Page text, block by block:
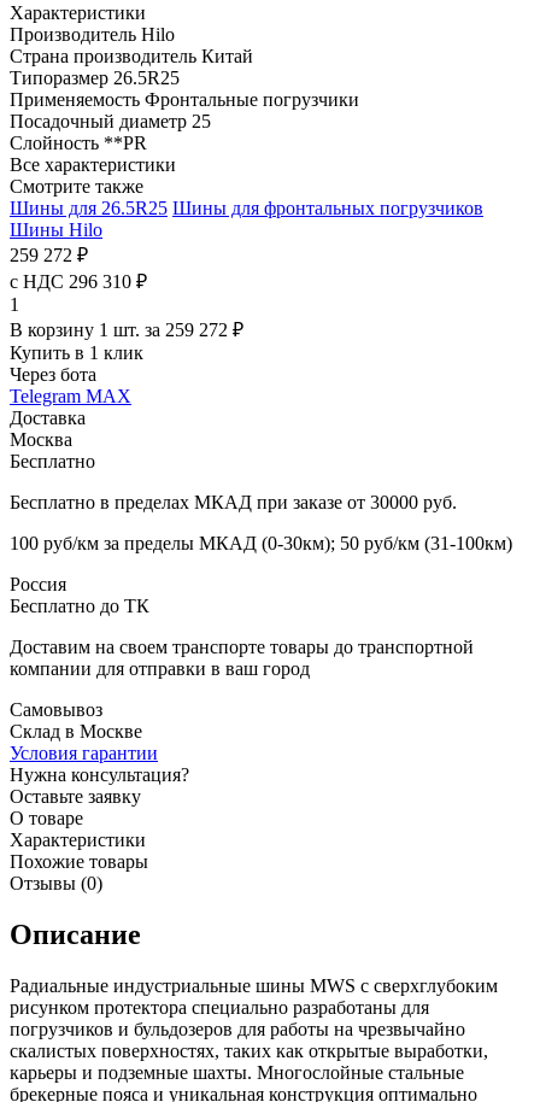
Характеристики
Производитель Hilo
Страна производитель Китай
Типоразмер 26.5R25
Применяемость Фронтальные погрузчики
Посадочный диаметр 25
Слойность **PR
Все характеристики
Смотрите также
Шины для 26.5R25 Шины для фронтальных погрузчиков
Шины Hilo
259 272 ₽
с НДС 296 310 ₽
1
В корзину 1 шт. за 259 272 ₽
Купить в 1 клик
Через бота
Telegram MAX
Доставка
Москва
Бесплатно
Бесплатно в пределах МКАД при заказе от 30000 руб.
100 руб/км за пределы МКАД (0-30км); 50 руб/км (31-100км)
Россия
Бесплатно до ТК
Доставим на своем транспорте товары до транспортной
компании для отправки в ваш город
Самовывоз
Склад в Москве
Условия гарантии
Нужна консультация?
Оставьте заявку
О товаре
Характеристики
Похожие товары
Отзывы (0)
Описание
Радиальные индустриальные шины MWS c сверхглубоким
рисунком протектора специально разработаны для
погрузчиков и бульдозеров для работы на чрезвычайно
скалистых поверхностях, таких как открытые выработки,
карьеры и подземные шахты. Многослойные стальные
брекерные пояса и уникальная конструкция оптимально